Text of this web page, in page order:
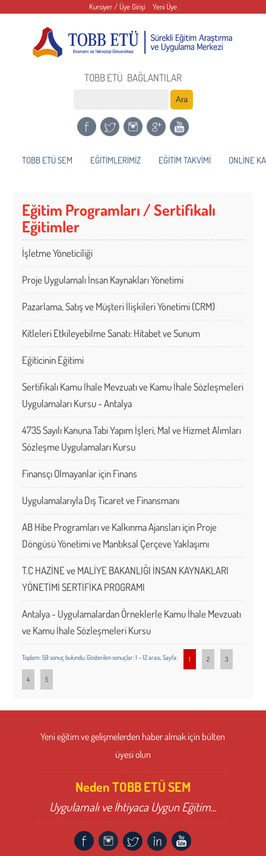
Kursiyer / Üye Girişi Yeni Üye
TOBB ETÜ BAĞLANTILAR
TOBB ETÜ SEM EĞİTİMLERİMİZ EĞİTİM TAKVİMİ ONLİNE
Eğitim Programları / Sertifikalı
Eğitimler
İşletme Yöneticiliği
Proje Uygulamalı İnsan Kaynakları Yönetimi
Pazarlama, Satış ve Müşteri İlişkileri Yönetimi (CRM)
Kitleleri Etkileyebilme Sanatı: Hitabet ve Sunum
Eğiticinin Eğitimi
Sertifikalı Kamu İhale Mevzuatı ve Kamu İhale Sözleşmeleri
Uygulamaları Kursu - Antalya
4735 Sayılı Kanuna Tabi Yapım İşleri, Mal ve Hizmet Alımları
Sözleşme Uygulamaları Kursu
Finansçı Olmayanlar için Finans
Uygulamalarıyla Dış Ticaret ve Finansmanı
AB Hibe Programları ve Kalkınma Ajansları için Proje
Döngüsü Yönetimi ve Mantıksal Çerçeve Yaklaşımı
T.C HAZİNE ve MALİYE BAKANLIĞI İNSAN KAYNAKLARI
YÖNETİMİ SERTİFİKA PROGRAMI
Antalya - Uygulamalardan Örneklerle Kamu İhale Mevzuatı
ve Kamu İhale Sözleşmeleri Kursu
Toplam: 59 sonuç bulundu, Gösterilen sonuçlar: 1 - 12 arası, Sayfa: 1 2 3
4 5
Yeni eğitim ve gelişmelerden haber almak için bülten
üyesi olun
Neden TOBB ETÜ SEM
Uygulamalı ve İhtiyaca Uygun Eğitim...